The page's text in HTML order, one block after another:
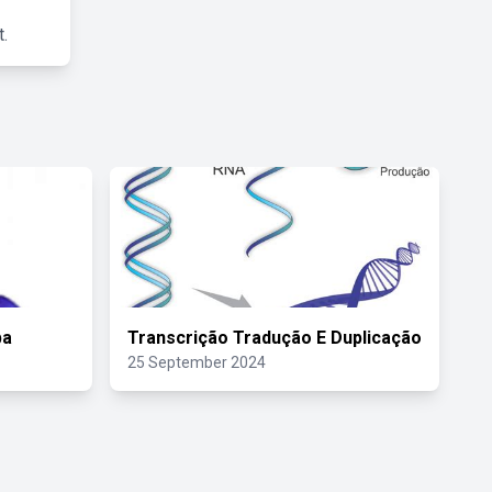
Transcrição Tradução E Duplicação
25 September 2024